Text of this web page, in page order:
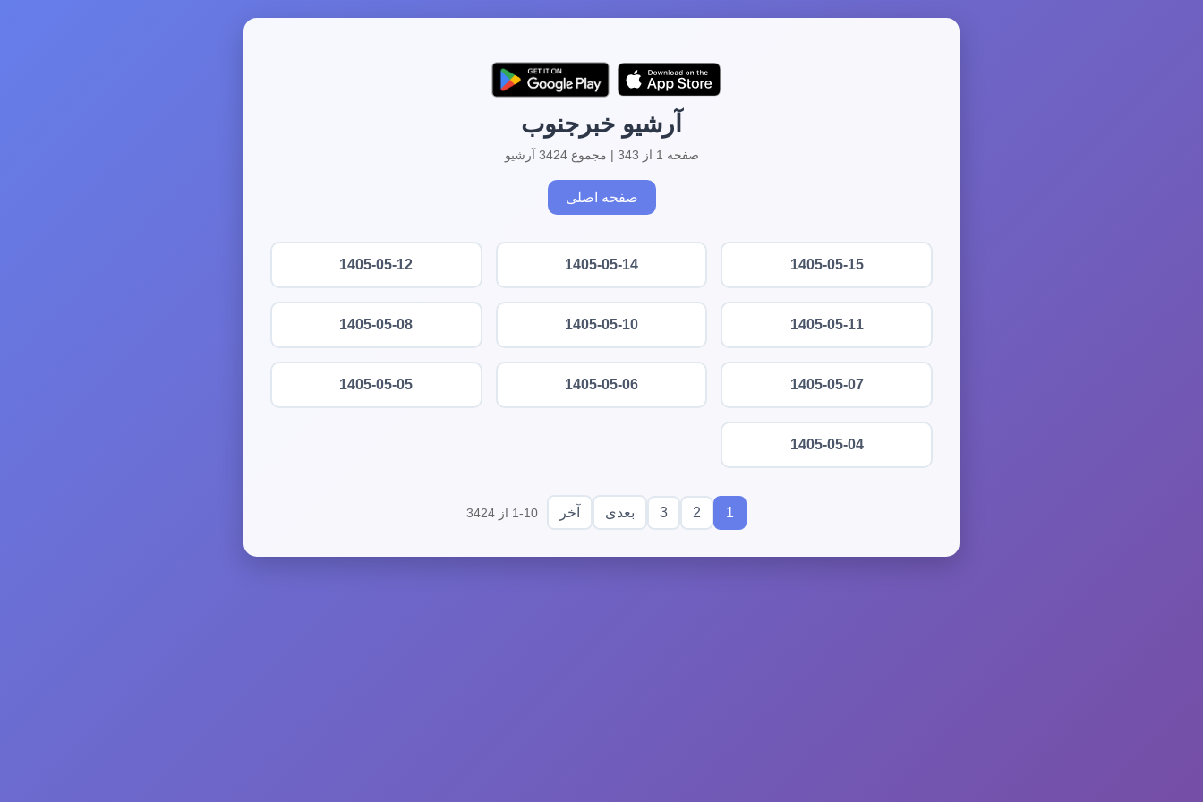
آرشیو خبرجنوب
صفحه 1 از 343 | مجموع 3424 آرشیو
صفحه اصلی
1405-05-15
1405-05-14
1405-05-12
1405-05-11
1405-05-10
1405-05-08
1405-05-07
1405-05-06
1405-05-05
1405-05-04
1
2
3 بعدی آخر 1-10 از 3424